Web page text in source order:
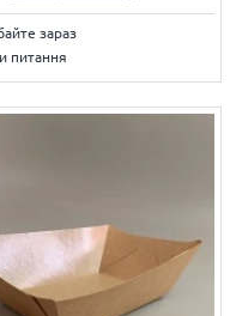
зараз
питання